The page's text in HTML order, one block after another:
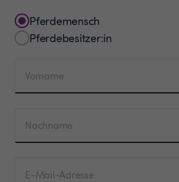
Pferdemensch
Pferdebesitzer:in
Vorname
Nachname
E-Mail-Adresse